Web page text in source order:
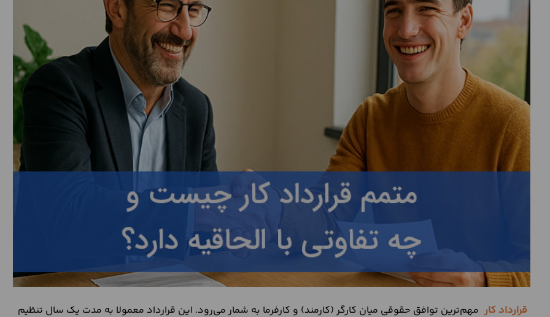
تماس
قرارداد کار مهم‌ترین توافق حقوقی میان کارگر (کارمند) و کارفرما به شمار می‌رود. این قرارداد معمولا به مدت یک‌ سال تنظیم